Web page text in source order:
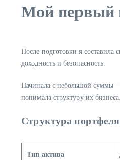
Мой первый
После подготовки я
доходность и безопасность.
Начинала с небольшой суммы —
понимала структуру их бизнеса.
Структура
Тип актива